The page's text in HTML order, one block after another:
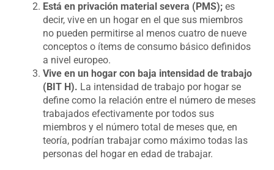
Está en privación material severa (PMS);es
decir, vive en un hogar en el que sus miembros
no pueden permitirse al menos cuatro de nueve
conceptos o ítems de consumo básico definidos
a nivel europeo.
Vive en un hogar con baja intensidad de trabajo
(BIT H). La intensidad de trabajo por hogar se
define como la relación entre el número de meses
trabajados efectivamente por todos sus
miembros y el número total de meses que, en
teoría, podrían trabajar como máximo todas las
personas del hogar en edad de trabajar.